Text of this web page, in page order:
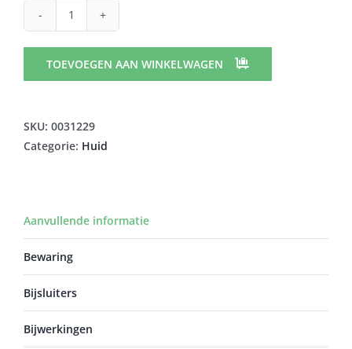
BITHIOL
UNG.
22G
aantal
TOEVOEGEN AAN WINKELWAGEN
SKU: 0031229
Categorie: Huid
Aanvullende informatie
Bewaring
Bijsluiters
Bijwerkingen